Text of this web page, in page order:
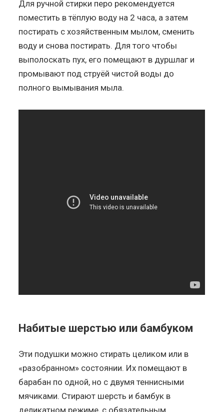
Для ручной стирки перо рекомендуется
поместить в тёплую воду на 2 часа, а затем
постирать с хозяйственным мылом, сменить
воду и снова постирать. Для того чтобы
выполоскать пух, его помещают в дуршлаг и
промывают под струёй чистой воды до
полного вымывания мыла.
Набитые шерстью или бамбуком
Эти подушки можно стирать целиком или в
«разобранном» состоянии. Их помещают в
барабан по одной, но с двумя теннисными
мячиками. Стирают шерсть и бамбук в
деликатном режиме, с обязательным